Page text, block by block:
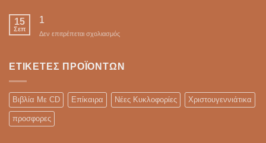
15
Σεπ
1
Δεν επιτρέπεται σχολιασμόςστο
ΕΤΙΚΈΤΕΣ ΠΡΟΪΌΝΤΩΝ
Βιβλία Με CD Επίκαιρα Νέες Κυκλοφορίες Χριστουγεννιάτικα
προσφορες